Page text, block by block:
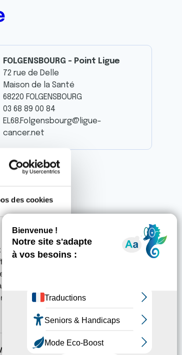
des cookies
des
des
ainsi que de
de
la
mètres près
FOLGENSBOURG - Point Ligue
72 rue de Delle
Maison de la Santé
68220 FOLGENSBOURG
03 68 89 00 84
EL68.Folgensbourg@ligue-
cancer.net